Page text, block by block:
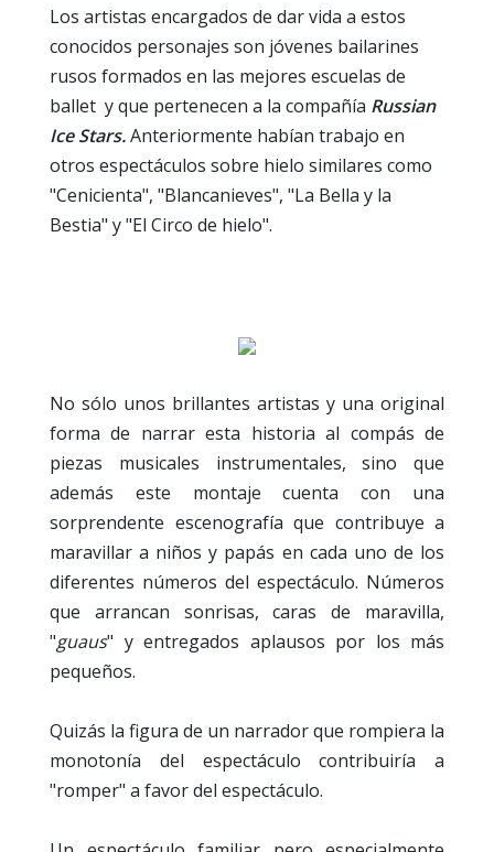
Los artistas encargados de dar vida a estos
conocidos personajes son jóvenes bailarines
rusos formados en las mejores escuelas de
ballet y que pertenecen a la compañía Russian
Ice Stars.Anteriormente habían trabajo en
otros espectáculos sobre hielo similares como
"Cenicienta", "Blancanieves", "La Bella y la
Bestia" y "El Circo de hielo".
No sólo unos brillantes artistas y una original
forma de narrar esta historia al compás de
piezas musicales instrumentales, sino que
además este montaje cuenta con una
sorprendente escenografía que contribuye a
maravillar a niños y papás en cada uno de los
diferentes números del espectáculo. Números
que arrancan sonrisas, caras de maravilla,
"guaus" y entregados aplausos por los más
pequeños.
Quizás la figura de un narrador que rompiera la
monotonía del espectáculo contribuiría a
"romper" a favor del espectáculo.